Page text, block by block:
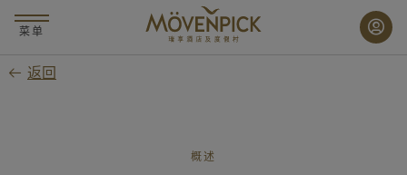
要
菜单
返回
概述